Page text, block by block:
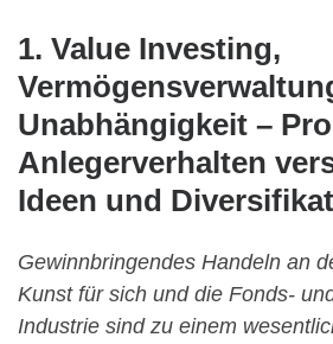
1. Value Investing,
Unabhängigkeit –
Anlegerverhalten
Ideen und
Gewinnbringendes Handeln an
Kunst für sich und die Fonds-
Industrie sind zu einem